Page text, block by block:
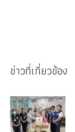
ข่าวที่เกี่ยวข้อง